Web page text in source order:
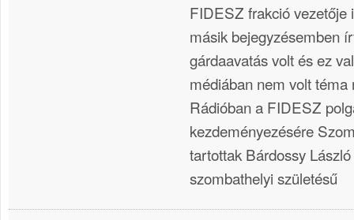
FIDESZ frakció vezetője
másik bejegyzésemben
gárdaavatás volt és ez
médiában nem volt
Rádióban a FIDESZ
kezdeményezésére
tartottak Bárdossy
szombathelyi születésű